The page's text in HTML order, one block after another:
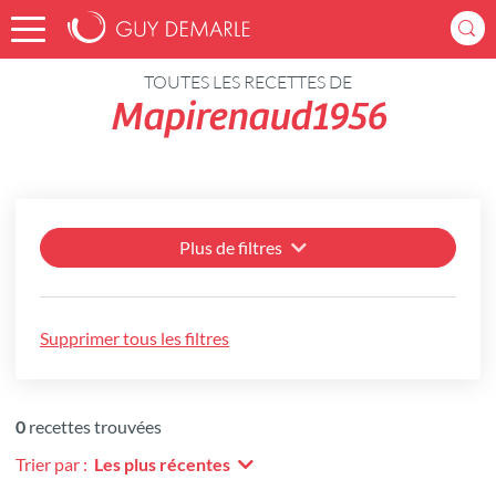
Accueil Recettes
TOUTES LES RECETTES DE
Mapirenaud1956
Plus de filtres
Supprimer tous les filtres
0 recettes trouvées
Trier par : Les plus récentes